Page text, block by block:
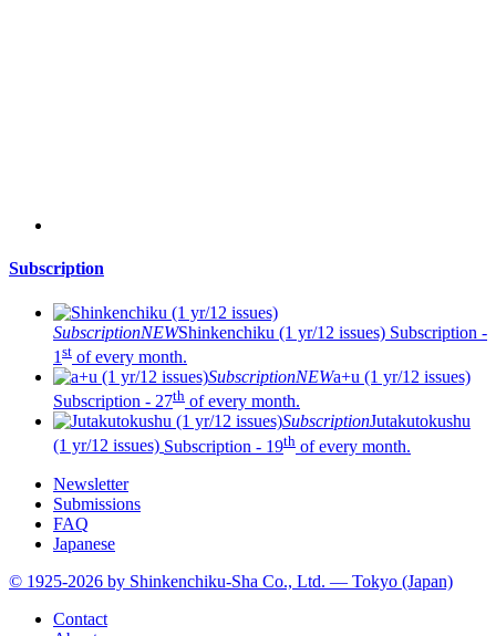
Subscription
SubscriptionNEWShinkenchiku (1 yr/12 issues) Subscription -
1 st of every month.
SubscriptionNEWa+u (1 yr/12 issues)
Subscription - 27th of every month.
SubscriptionJutakutokushu
(1 yr/12 issues) Subscription - 19th of every month.
Newsletter
Submissions
FAQ
Japanese
© 1925-2026 by Shinkenchiku-Sha Co., Ltd. — Tokyo (Japan)
Contact